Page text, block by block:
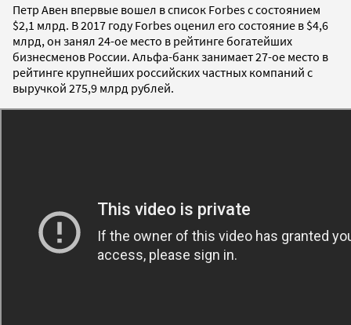
Петр Авен впервые вошел в список Forbes с состоянием
$2,1 млрд. В 2017 году Forbes оценил его состояние в $4,6
млрд, он занял 24-ое место в рейтинге богатейших
бизнесменов России. Альфа-банк занимает 27-ое место в
рейтинге крупнейших российских частных компаний с
выручкой 275,9 млрд рублей.